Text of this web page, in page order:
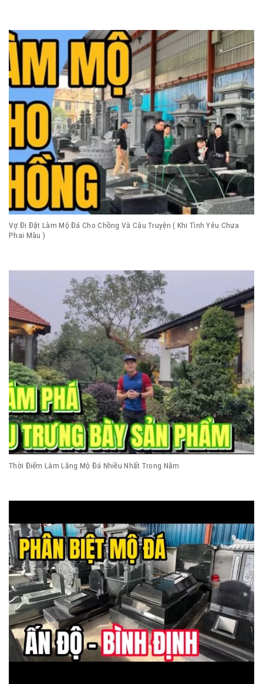
Vợ Đi Đặt Làm Mộ Đá Cho Chồng Và Câu Truyện ( Khi Tình Yêu Chưa
Phai Màu )
Thời Điểm Làm Lăng Mộ Đá Nhiều Nhất Trong Năm